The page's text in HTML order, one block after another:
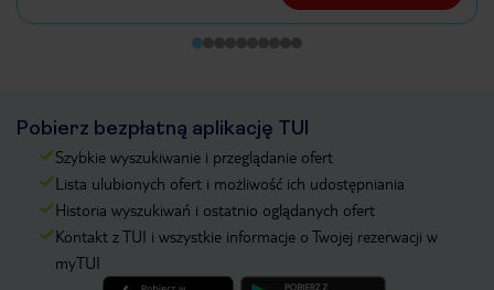
Pobierz bezpłatną aplikację TUI
Szybkie wyszukiwanie i przeglądanie ofert
Lista ulubionych ofert i możliwość ich udostępniania
Historia wyszukiwań i ostatnio oglądanych ofert
Kontakt z TUI i wszystkie informacje o Twojej rezerwacji w
myTUI